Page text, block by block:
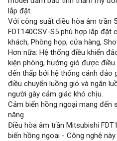
lắp đặt.
Với công suất điều hòa âm trần
FDT140CSV-S5 phù hợp lắp đặt
khách, Phòng họp, cửa hàng,
Hơn nữa: Hệ thống điều khiển
kiện phòng, hướng gió được
đến thấp bởi hệ thống cánh đảo
điều chuyển luồng gió và ngăn
người gây cảm giác khó chịu.
Cảm biến hồng ngoại mang đến
năng
Điều hòa âm trần Mitsubishi
biến hồng ngoại - Công nghệ